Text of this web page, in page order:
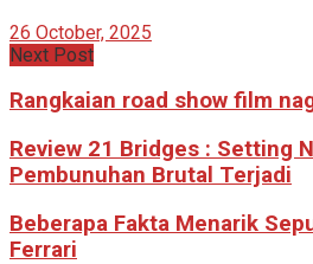
26 October, 2025
Next Post
Rangkaian road show film
Review 21 Bridges : Setting
Pembunuhan Brutal Terjadi
Beberapa Fakta Menarik
Ferrari